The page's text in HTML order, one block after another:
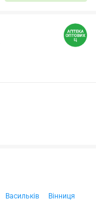
Васильків
Вінниця